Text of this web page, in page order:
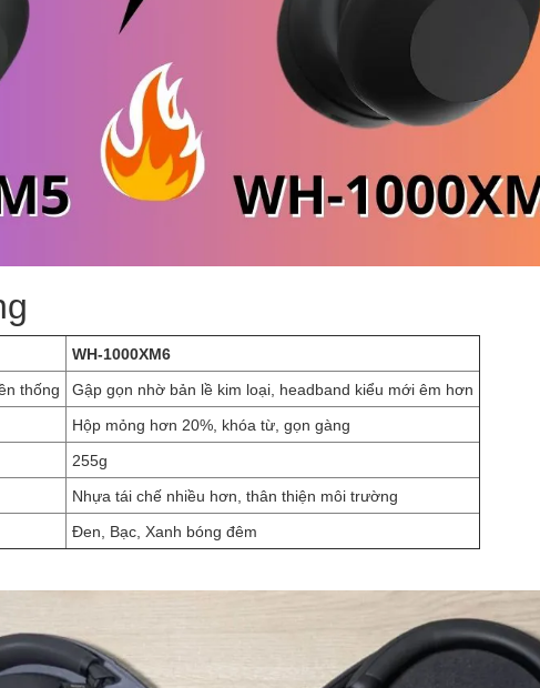
WH-1000XM6
thống
Gập gọn nhờ bản lề kim loại, headband kiểu mới êm hơn
Hộp mỏng hơn 20%, khóa từ, gọn gàng
255g
Nhựa tái chế nhiều hơn, thân thiện môi trường
Đen, Bạc, Xanh bóng đêm